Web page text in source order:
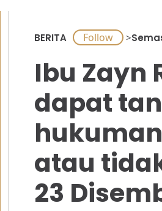
BERITA >
Ibu Zayn
dapat
atau
23